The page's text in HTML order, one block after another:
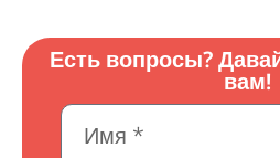
Есть вопросы?
вам!